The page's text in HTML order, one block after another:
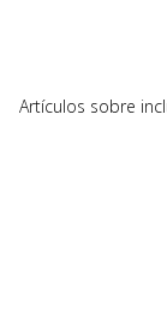
Artículos sobre